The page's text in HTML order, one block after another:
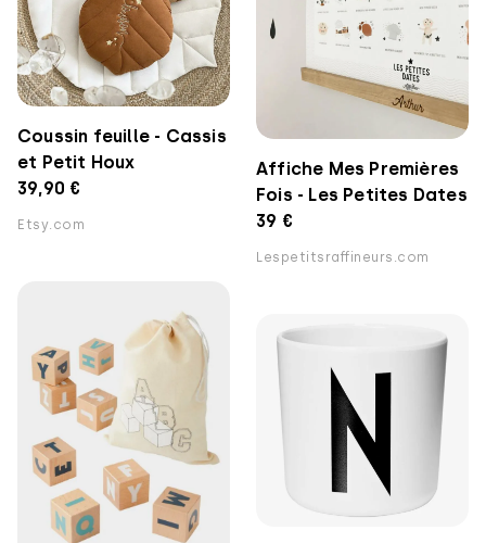
Coussin feuille - Cassis
et Petit Houx
39,90 €
Etsy.com
Affiche Mes Premières
Fois - Les Petites Dates
39 €
Lespetitsraffineurs.com